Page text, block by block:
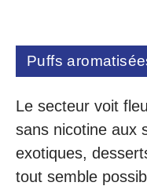
Puffs
Le secteur voit
sans nicotine aux
exotiques,
tout semble